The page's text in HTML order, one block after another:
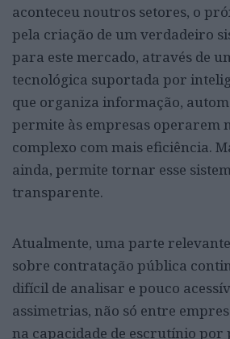
aconteceu noutros setores, o
pela criação de um verdadeiro
para este mercado, através de
tecnológica suportada por
que organiza informação,
permite às empresas operarem
complexo com mais eficiência.
ainda, permite tornar esse
transparente.
Atualmente, uma parte
sobre contratação pública
difícil de analisar e pouco
assimetrias, não só entre
na capacidade de escrutínio por